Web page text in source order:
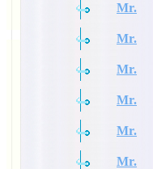
Mr.
Mr.
Mr.
Mr.
Mr.
Mr.